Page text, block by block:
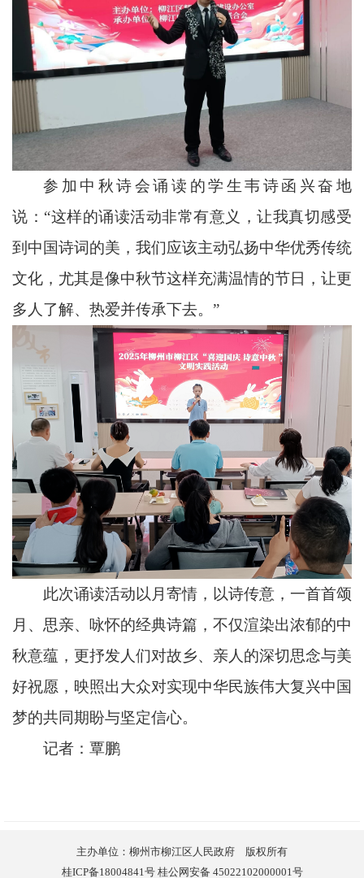
参加中秋诗会诵读的学生韦诗函兴奋地
说：“这样的诵读活动非常有意义，让我真切感受
到中国诗词的美，我们应该主动弘扬中华优秀传统
文化，尤其是像中秋节这样充满温情的节日，让更
多人了解、热爱并传承下去。”
此次诵读活动以月寄情，以诗传意，一首首颂
月、思亲、咏怀的经典诗篇，不仅渲染出浓郁的中
秋意蕴，更抒发人们对故乡、亲人的深切思念与美
好祝愿，映照出大众对实现中华民族伟大复兴中国
梦的共同期盼与坚定信心。
记者：覃鹏
主办单位：柳州市柳江区人民政府 版权所有
桂ICP备18004841号 桂公网安备 45022102000001号